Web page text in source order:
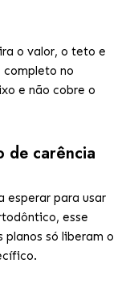
o valor, o teto e
completo no
e não cobre o
de carência
esperar para usar
esse
só liberam o